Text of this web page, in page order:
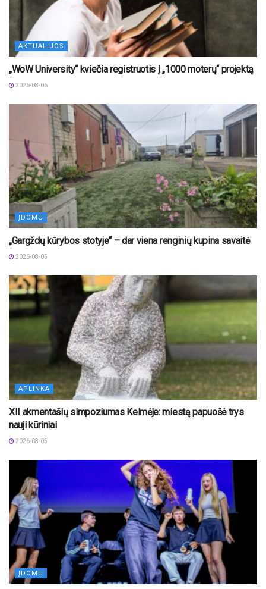
AKTUALIJOS
„WoW University“ kviečia registruotis į „1000 moterų“ projektą
2026-08-06
ĮDOMU
„Gargždų kūrybos stotyje“ – dar viena renginių kupina savaitė
2026-08-05
APLINKA
XII akmentašių simpoziumas Kelmėje: miestą papuošė trys
nauji kūriniai
2026-08-05
ĮDOMU